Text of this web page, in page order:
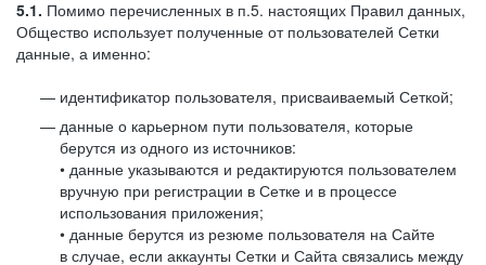
5.1. Помимо перечисленных в п.5. настоящих Правил данных,
Общество использует полученные от пользователей Сетки
данные, а именно:
идентификатор пользователя, присваиваемый Сеткой;
данные о карьерном пути пользователя, которые
берутся из одного из источников:
• данные указываются и редактируются пользователем
вручную при регистрации в Сетке и в процессе
использования приложения;
• данные берутся из резюме пользователя на Сайте
в случае, если аккаунты Сетки и Сайта связались между